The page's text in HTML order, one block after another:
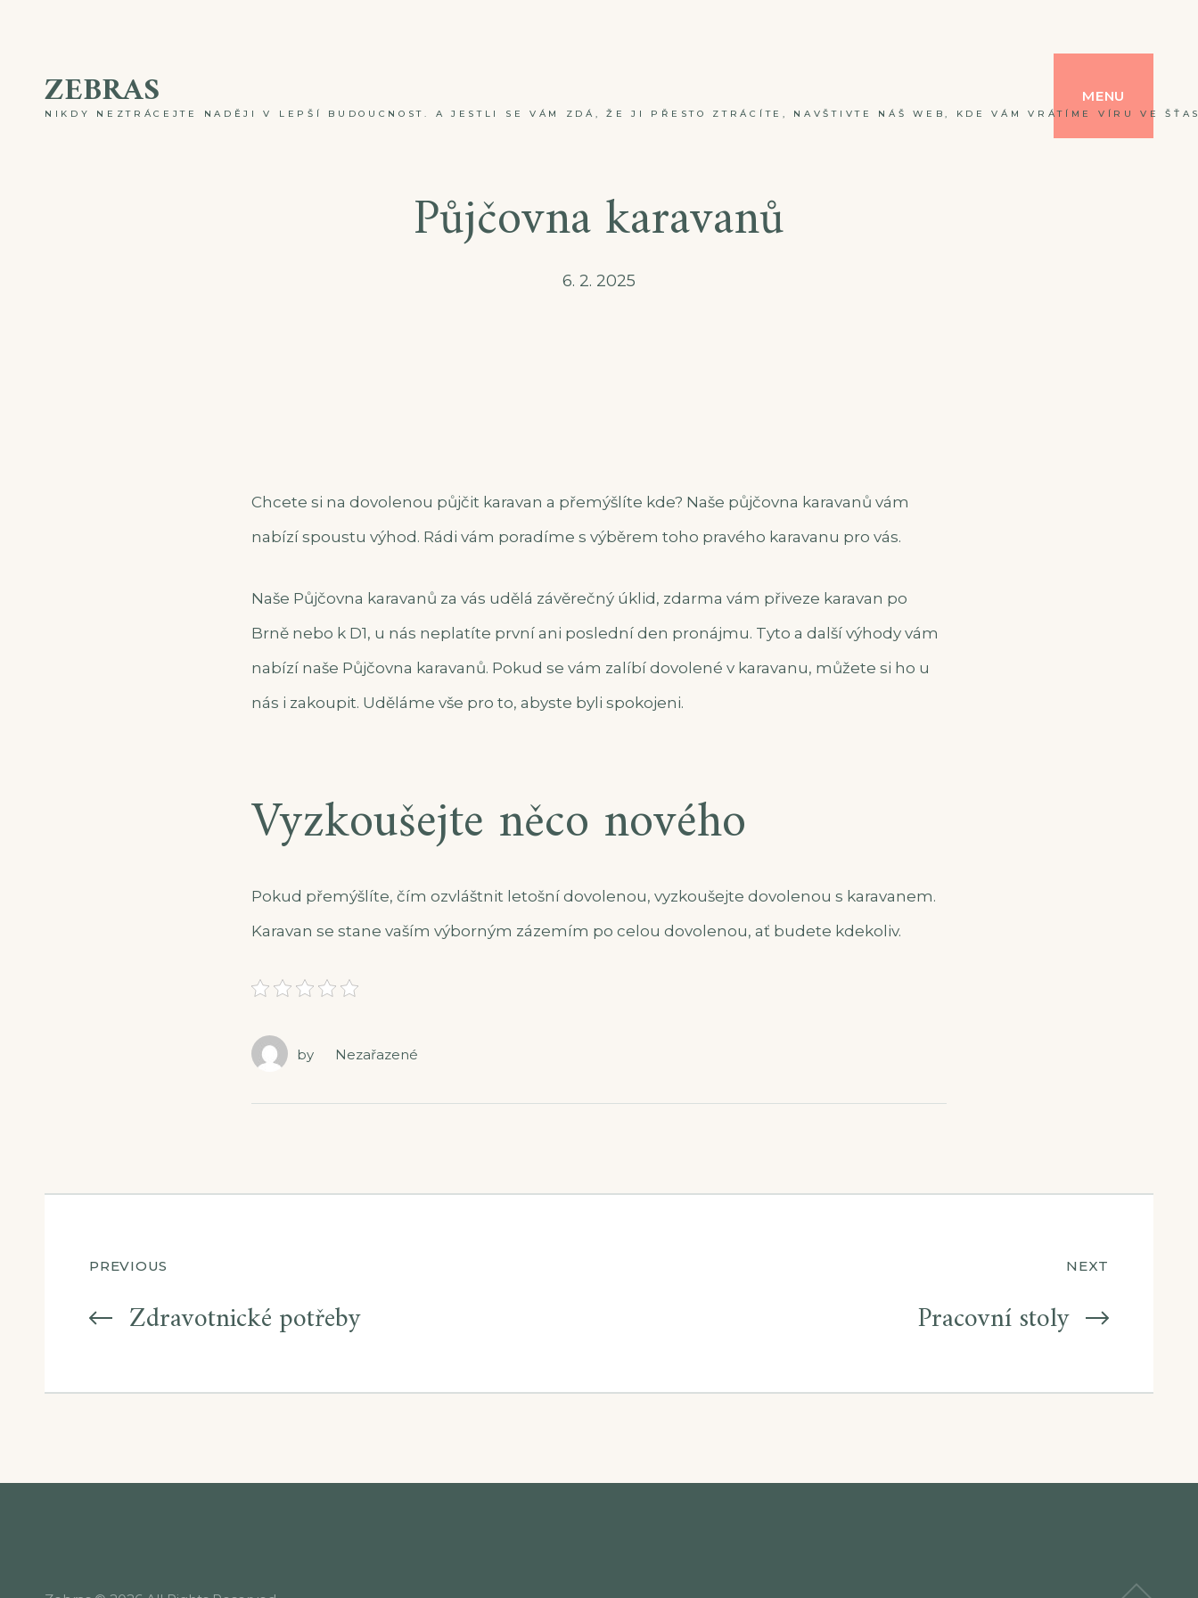
contentZEBRAS
NIKDY NEZTRÁCEJTE NADĚJI V LEPŠÍ BUDOUCNOST. A JESTLI SE VÁM ZDÁ, ŽE JI PŘESTO ZTRÁCÍTE, NAVŠTIVTE NÁŠ WEB, KDE VÁM VRÁTÍME VÍRU VE
MENU
Půjčovna karavanů
6. 2. 2025
Chcete si na dovolenou půjčit karavan a přemýšlíte kde? Naše půjčovna karavanů vám
nabízí spoustu výhod. Rádi vám poradíme s výběrem toho pravého karavanu pro vás.
Naše Půjčovna karavanů za vás udělá závěrečný úklid, zdarma vám přiveze karavan po
Brně nebo k D1, u nás neplatíte první ani poslední den pronájmu. Tyto a další výhody vám
nabízí naše Půjčovna karavanů. Pokud se vám zalíbí dovolené v karavanu, můžete si ho u
nás i zakoupit. Uděláme vše pro to, abyste byli spokojeni.
Vyzkoušejte něco nového
Pokud přemýšlíte, čím ozvláštnit letošní dovolenou, vyzkoušejte dovolenou s karavanem.
Karavan se stane vaším výborným zázemím po celou dovolenou, ať budete kdekoliv.
by Nezařazené
Navigace
pro
příspěvek
PREVIOUS
Zdravotnické potřeby
NEXT
Pracovní stoly